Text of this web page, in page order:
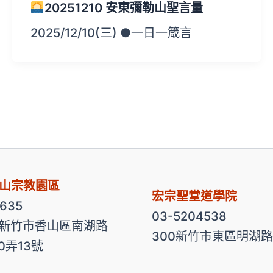
20251210 安東彌勒山聖言量
2025/12/10(三) ●一日一箴言
宗教園區
竹市香山區南湖路
弄13號
宏宗聖堂道學院
03-5204538
300新竹市東區明湖